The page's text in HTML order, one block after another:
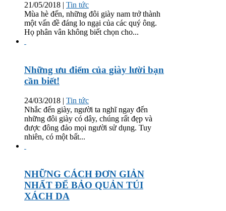
21/05/2018 | Tin tức
Mùa hè đến, những đôi giày nam trở thành
một vấn đề đáng lo ngại của các quý ông.
Họ phân vân không biết chọn cho...
Những ưu điểm của giày lười bạn
cần biết!
24/03/2018 | Tin tức
Nhắc đến giày, người ta nghĩ ngay đến
những đôi giày có dây, chúng rất đẹp và
được đông đảo mọi người sử dụng. Tuy
nhiên, có một bất...
NHỮNG CÁCH ĐƠN GIẢN
NHẤT ĐỂ BẢO QUẢN TÚI
XÁCH DA